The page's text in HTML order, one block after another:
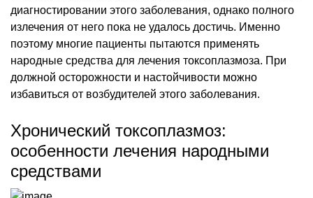
диагностировании этого заболевания, однако полного
излечения от него пока не удалось достичь. Именно
поэтому многие пациенты пытаются применять
народные средства для лечения токсоплазмоза. При
должной осторожности и настойчивости можно
избавиться от возбудителей этого заболевания.
Хронический токсоплазмоз:
особенности лечения народными
средствами